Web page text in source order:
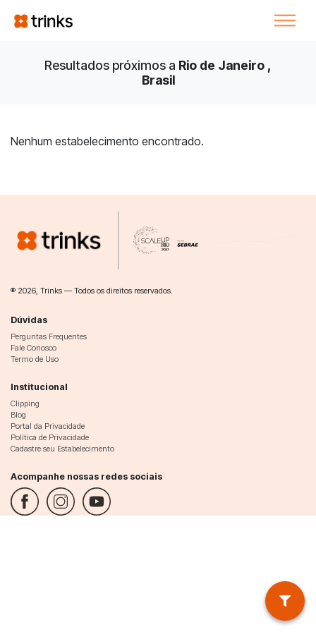
Resultados próximos a Rio de Janeiro ,
Brasil
Nenhum estabelecimento encontrado.
® 2026, Trinks — Todos os direitos reservados.
Dúvidas
Perguntas Frequentes
Fale Conosco
Termo de Uso
Institucional
Clipping
Blog
Portal da Privacidade
Política de Privacidade
Cadastre seu Estabelecimento
Acompanhe nossas redes sociais